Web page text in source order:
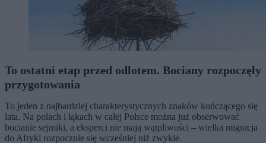
To ostatni etap przed odlotem. Bociany rozpoczęły
przygotowania
To jeden z najbardziej charakterystycznych znaków kończącego się
lata. Na polach i łąkach w całej Polsce można już obserwować
bocianie sejmiki, a eksperci nie mają wątpliwości – wielka migracja
do Afryki rozpocznie się wcześniej niż zwykle.